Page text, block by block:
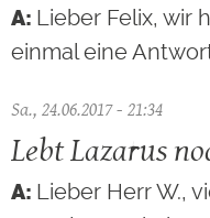
Lieber Felix, wir
einmal eine
Sa., 24.06.2017 - 21:34
Lebt Lazarus
Lieber Herr W.,